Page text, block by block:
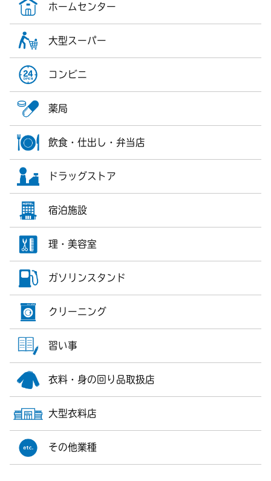
ホームセンター
大型スーパー
コンビニ
薬局
飲食・仕出し・弁当店
ドラッグストア
宿泊施設
理・美容室
ガソリンスタンド
クリーニング
習い事
衣料・身の回り品取扱店
大型衣料店
その他業種